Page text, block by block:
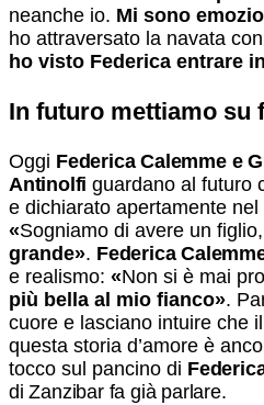
neanche io. Mi sono
ho attraversato la navata
ho visto Federica entrare
In futuro mettiamo su
Oggi Federica Calemme e
Antinolfi guardano al futuro
e dichiarato apertamente nel
«Sogniamo di avere un
grande». Federica
e realismo: «Non si è mai
più bella al mio fianco».
cuore e lasciano intuire che
questa storia d’amore è
tocco sul pancino di
di Zanzibar fa già parlare.